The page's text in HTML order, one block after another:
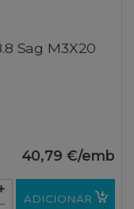
Sag M3X20
40,79 €/emb
ADICIONAR